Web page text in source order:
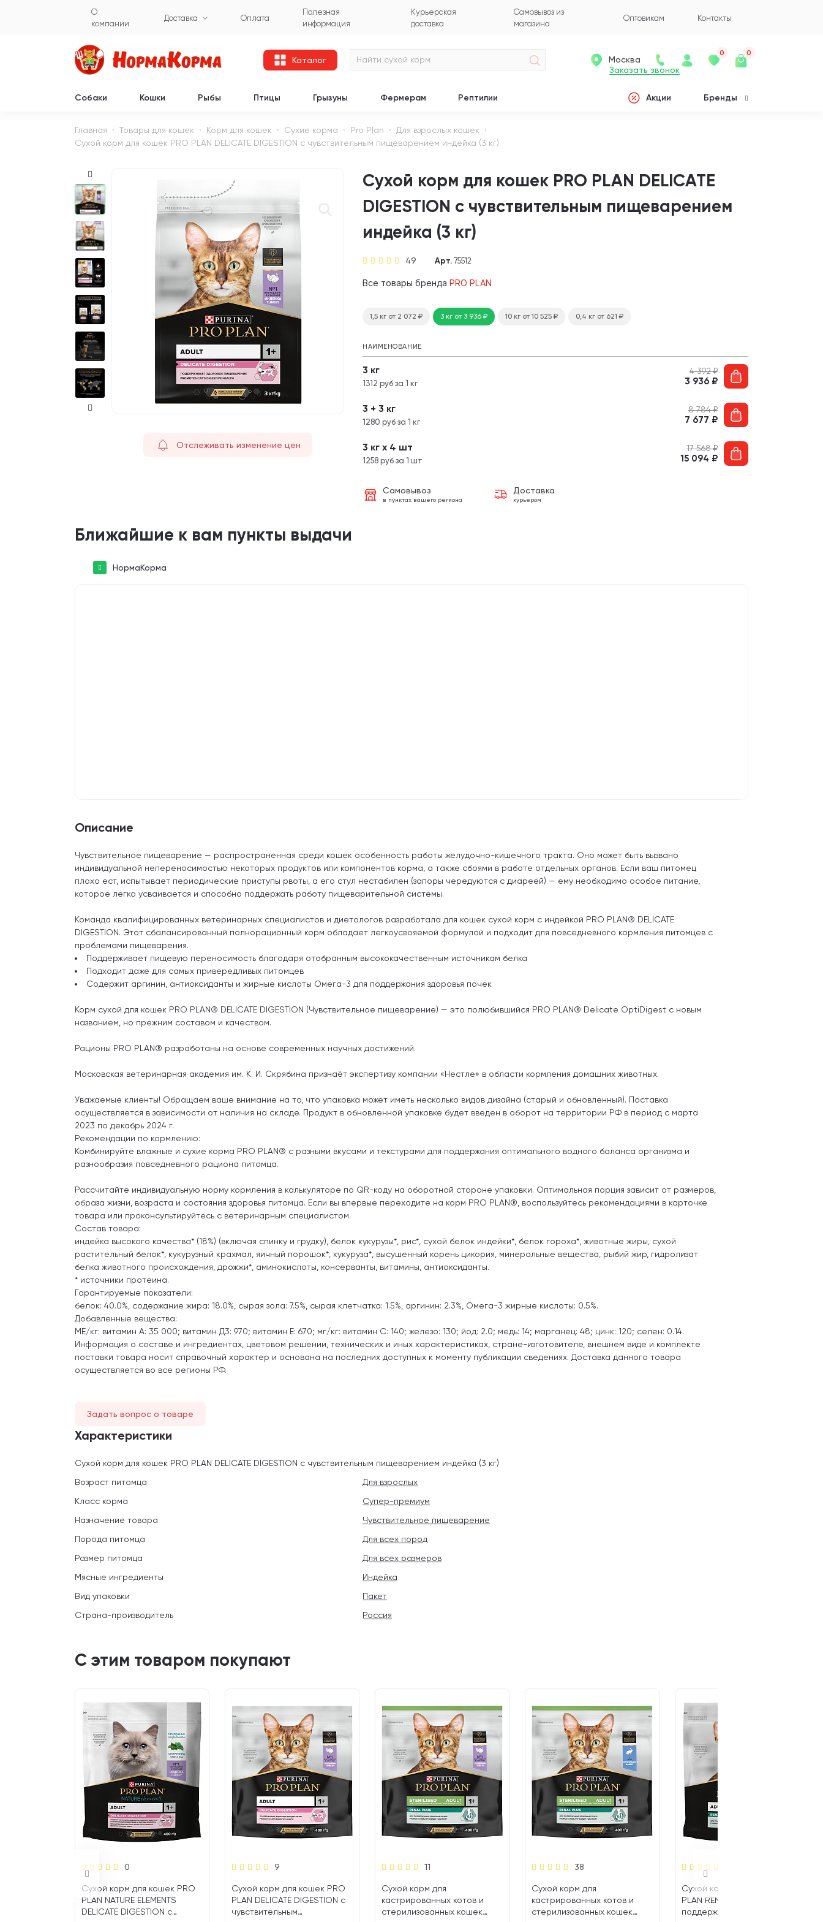
О
компании
Доставка Оплата
Полезная
информация
Курьерская
доставка
Самовывоз из
магазина
Оптовикам Контакты
Каталог
Заказать звонок
Москва
0 0
Собаки Кошки Рыбы Птицы Грызуны Фермерам Рептилии Акции Бренды
Главная Товары для кошек Корм для кошек Сухие корма Pro Plan
Для взрослых кошек
Сухой корм для кошек PRO PLAN DELICATE DIGESTION с чувствительным пищеварением индейка (3 кг)
Отслеживать изменение цен
Сухой корм для кошек PRO PLAN DELICATE
DIGESTION с чувствительным пищеварением
индейка (3 кг)
49 Арт. 75512
Все товары бренда PRO PLAN
1,5 кг от 2 072 ₽ 3 кг от 3 936₽ 10 кг от 10 525 ₽ 0,4 кг от 621 ₽
НАИМЕНОВАНИЕ
3 кг
1312 руб за 1 кг
4 392₽
3 936 ₽
3 + 3 кг
1280 руб за 1 кг
8 784₽
7 677 ₽
3 кг х 4 шт
1258 руб за 1 шт
17 568₽
15 094 ₽
Самовывоз
в пунктах вашего региона
Доставка
курьером
Ближайшие к вам пункты выдачи
НормаКорма
Описание
Чувствительное пищеварение — распространенная среди кошек особенность работы желудочно-кишечного тракта. Оно может быть вызвано
индивидуальной непереносимостью некоторых продуктов или компонентов корма, а также сбоями в работе отдельных органов. Если ваш питомец
плохо ест, испытывает периодические приступы рвоты, а его стул нестабилен (запоры чередуются с диареей) — ему необходимо особое питание,
которое легко усваивается и способно поддержать работу пищеварительной системы.
Команда квалифицированных ветеринарных специалистов и диетологов разработала для кошек сухой корм с индейкой PRO PLAN® DELICATE
DIGESTION. Этот сбалансированный полнорационный корм обладает легкоусвояемой формулой и подходит для повседневного кормления питомцев с
проблемами пищеварения.
Поддерживает пищевую переносимость благодаря отобранным высококачественным источникам белка
Подходит даже для самых привередливых питомцев
Содержит аргинин, антиоксиданты и жирные кислоты Омега-3 для поддержания здоровья почек
Корм сухой для кошек PRO PLAN® DELICATE DIGESTION (Чувствительное пищеварение) — это полюбившийся PRO PLAN® Delicate OptiDigest с новым
названием, но прежним составом и качеством.
Рационы PRO PLAN® разработаны на основе современных научных достижений.
Московская ветеринарная академия им. К. И. Скрябина признаёт экспертизу компании «Нестле» в области кормления домашних животных.
Уважаемые клиенты! Обращаем ваше внимание на то, что упаковка может иметь несколько видов дизайна (старый и обновленный). Поставка
осуществляется в зависимости от наличия на складе. Продукт в обновленной упаковке будет введен в оборот на территории РФ в период с марта
2023 по декабрь 2024 г.
Рекомендации по кормлению:
Комбинируйте влажные и сухие корма PRO PLAN® с разными вкусами и текстурами для поддержания оптимального водного баланса организма и
разнообразия повседневного рациона питомца.
Рассчитайте индивидуальную норму кормления в калькуляторе по QR-коду на оборотной стороне упаковки. Оптимальная порция зависит от размеров,
образа жизни, возраста и состояния здоровья питомца. Если вы впервые переходите на корм PRO PLAN®, воспользуйтесь рекомендациями в карточке
товара или проконсультируйтесь с ветеринарным специалистом.
Состав товара:
индейка высокого качества* (18%) (включая спинку и грудку), белок кукурузы*, рис*, сухой белок индейки*, белок гороха*, животные жиры, сухой
растительный белок*, кукурузный крахмал, яичный порошок*, кукуруза*, высушенный корень цикория, минеральные вещества, рыбий жир, гидролизат
белка животного происхождения, дрожжи*, аминокислоты, консерванты, витамины, антиоксиданты.
* источники протеина.
Гарантируемые показатели:
белок: 40.0%, содержание жира: 18.0%, сырая зола: 7.5%, сырая клетчатка: 1.5%, аргинин: 2.3%, Омега-3 жирные кислоты: 0.5%.
Добавленные вещества:
МЕ/кг: витамин А: 35 000; витамин Д3: 970; витамин E: 670; мг/кг: витамин C: 140; железо: 130; йод: 2.0; медь: 14; марганец: 48; цинк: 120; селен: 0.14.
Информация о составе и ингредиентах, цветовом решении, технических и иных характеристиках, стране-изготовителе, внешнем виде и комплекте
поставки товара носит справочный характер и основана на последних доступных к моменту публикации сведениях. Доставка данного товара
осуществляется во все регионы РФ.
Задать вопрос о товаре
Характеристики
Сухой корм для кошек PRO PLAN DELICATE DIGESTION с чувствительным пищеварением индейка (3 кг)
Возраст питомца
Для взрослых
Класс корма
Супер-премиум
Назначение товара
Чувствительное пищеварение
Порода питомца
Для всех пород
Размер питомца
Для всех размеров
Мясные ингредиенты
Индейка
Вид упаковки
Пакет
Страна-производитель
Россия
С этим товаром покупают
0
Сухой корм для кошек PRO
PLAN NATURE ELEMENTS
DELICATE DIGESTION с
9
Сухой корм для кошек PRO
PLAN DELICATE DIGESTION с
чувствительным
11
Сухой корм для
кастрированных котов и
стерилизованных кошек
38
Сухой корм для
кастрированных котов и
стерилизованных кошек
Сухой корм для кошек PRO
PLAN RENAL PLUS для
поддержания здоровья